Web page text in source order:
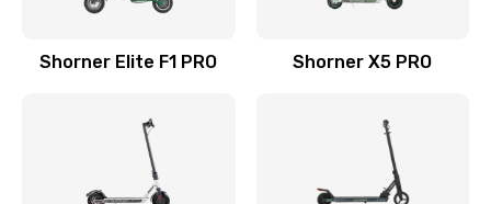
Shorner Elite F1 PRO Shorner X5 PRO